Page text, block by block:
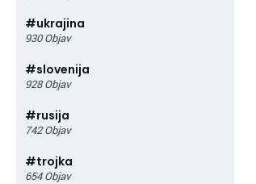
#ukrajina
930 Objav
#slovenija
928 Objav
#rusija
742 Objav
#trojka
654 Objav